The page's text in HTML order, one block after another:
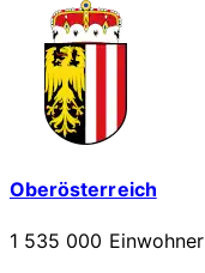
Oberösterreich
1 535 000 Einwohner